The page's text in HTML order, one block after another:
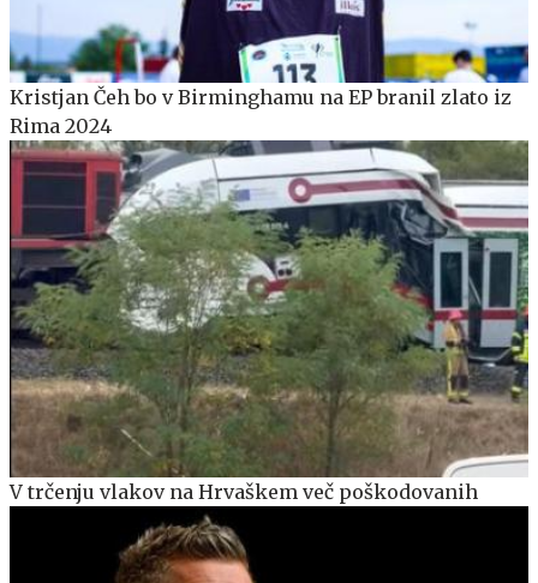
Kristjan Čeh bo v Birminghamu na EP branil zlato iz
Rima 2024
V trčenju vlakov na Hrvaškem več poškodovanih